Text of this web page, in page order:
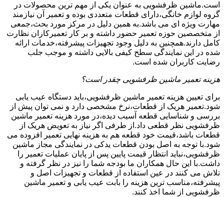
است.ماشین ظرفشویی به عنوان یکی از مهم ترین محصولات در
گروه لوازم خانگی،دارای قطعات متعددی بوده و تعمیر آن نیازمند
مهارت ویژه ای می باشد.به همین دلیل در مرکز مورد بحث،جمعی
از متخصصین حوزه تعمیر حضور داشته و بر کار تعمیرکاران نظارت
کامل دارند.همچنین به دلیل وجود تجهیزات پیشرفته،خدمات ارائه
شده در این نمایندگی سطح کیفی بالایی داشته و موجب جلب
رضایت کاربران شده است.
هزینه تعمیر ماشین ظرفشویی چقدر است؟
برای تعیین هزینه تعمیر ماشین ظرفشویی،باید دستگاه عیب یابی
شود.تعمیر هریک از قطعات،نرخ مشخصی دارد و نمی توان پیش از
بررسی و شناسایی قطعه آسیب دیده،در مورد هزینه تعمیر ماشین
ظرفشویی نظر قطعی داد.از طرفی اگر نیاز به تعویض هریک از
قطعات باشد،قیمت خود قطعه هم به هزینه نهایی تعمیر افزوده می
شود.با توجه به اصل بودن قطعات یدکی در نمایندگی مجاز ماشین
ظرفشویی،نباید انتظار قیمت پایین پس از پایان عملیات تعمیر را
داشت.با این حال همکاران ما بودجه شما را نیز در نظر گرفته و
تلاش می کنند در عین استفاده از قطعات و تجهیزات اصل و
پیشرفته،مناسب ترین هزینه را بابت عیب یابی و تعمیر ماشین
ظرفشویی از شما اخذ کنند.